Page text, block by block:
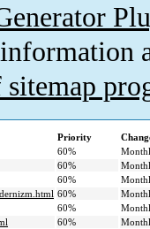
Priority
60%
60%
60%
60%
60%
60%